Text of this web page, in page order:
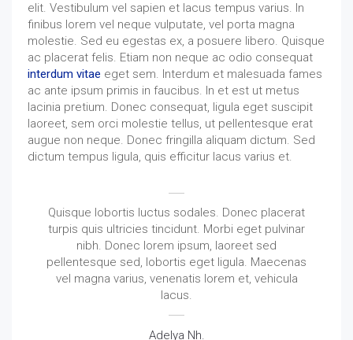
elit. Vestibulum vel sapien et lacus tempus varius. In
finibus lorem vel neque vulputate, vel porta magna
molestie. Sed eu egestas ex, a posuere libero. Quisque
ac placerat felis. Etiam non neque ac odio consequat
interdum vitae eget sem. Interdum et malesuada fames
ac ante ipsum primis in faucibus. In et est ut metus
lacinia pretium. Donec consequat, ligula eget suscipit
laoreet, sem orci molestie tellus, ut pellentesque erat
augue non neque. Donec fringilla aliquam dictum. Sed
dictum tempus ligula, quis efficitur lacus varius et.
Quisque lobortis luctus sodales. Donec placerat
turpis quis ultricies tincidunt. Morbi eget pulvinar
nibh. Donec lorem ipsum, laoreet sed
pellentesque sed, lobortis eget ligula. Maecenas
vel magna varius, venenatis lorem et, vehicula
lacus.
Adelya Nh.